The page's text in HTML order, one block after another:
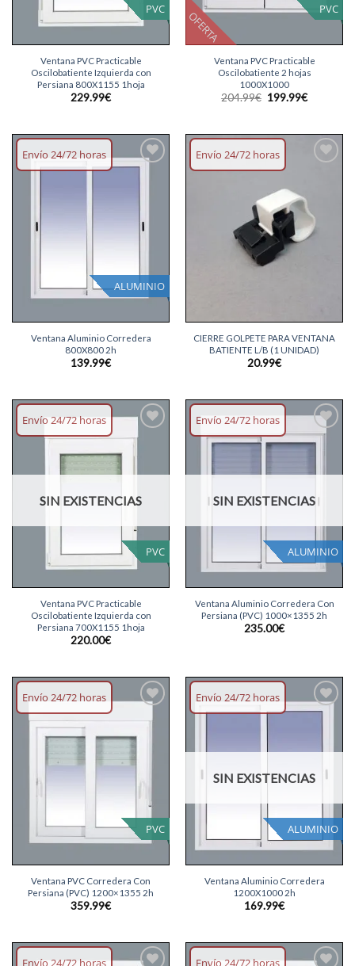
PVC
Ventana PVC Practicable
Oscilobatiente Izquierda con
Persiana 800X1155 1hoja
229.99€
OFERTA
PVC
Ventana PVC Practicable
Oscilobatiente 2 hojas
1000X1000
204.99€ El
204.99€.
199.99€El
199.99€.
Envío 24/72 horas
ALUMINIO
Ventana Aluminio Corredera
800X800 2h
139.99€
Envío 24/72 horas
deseos
CIERRE GOLPETE PARA VENTANA
BATIENTE L/B (1 UNIDAD)
20.99€
Envío 24/72 horas
PVC
Añadir
SIN EXISTENCIAS
Ventana PVC Practicable
Oscilobatiente Izquierda con
Persiana 700X1155 1hoja
220.00€
Envío 24/72 horas
ALUMINIO
Añadir
SIN EXISTENCIAS
Ventana Aluminio Corredera Con
Persiana (PVC) 1000×1355 2h
235.00€
Envío 24/72 horas
PVC
deseos
Ventana PVC Corredera Con
Persiana (PVC) 1200×1355 2h
359.99€
Envío 24/72 horas
ALUMINIO
SIN EXISTENCIAS
Ventana Aluminio Corredera
1200X1000 2h
169.99€
Envío 24/72 horas Envío 24/72 horas